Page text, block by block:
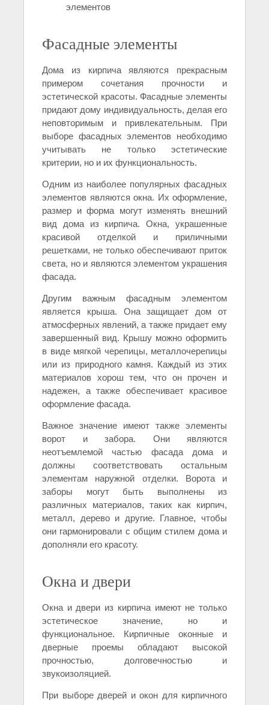
элементов
Фасадные элементы
Дома из кирпича являются прекрасным
примером сочетания прочности и
эстетической красоты. Фасадные элементы
придают дому индивидуальность, делая его
неповторимым и привлекательным. При
выборе фасадных элементов необходимо
учитывать не только эстетические
критерии, но и их функциональность.
Одним из наиболее популярных фасадных
элементов являются окна. Их оформление,
размер и форма могут изменять внешний
вид дома из кирпича. Окна, украшенные
красивой отделкой и приличными
решетками, не только обеспечивают приток
света, но и являются элементом украшения
фасада.
Другим важным фасадным элементом
является крыша. Она защищает дом от
атмосферных явлений, а также придает ему
завершенный вид. Крышу можно оформить
в виде мягкой черепицы, металлочерепицы
или из природного камня. Каждый из этих
материалов хорош тем, что он прочен и
надежен, а также обеспечивает красивое
оформление фасада.
Важное значение имеют также элементы
ворот и забора. Они являются
неотъемлемой частью фасада дома и
должны соответствовать остальным
элементам наружной отделки. Ворота и
заборы могут быть выполнены из
различных материалов, таких как кирпич,
металл, дерево и другие. Главное, чтобы
они гармонировали с общим стилем дома и
дополняли его красоту.
Окна и двери
Окна и двери из кирпича имеют не только
эстетическое значение, но и
функциональное. Кирпичные оконные и
дверные проемы обладают высокой
прочностью, долговечностью и
звукоизоляцией.
При выборе дверей и окон для кирпичного